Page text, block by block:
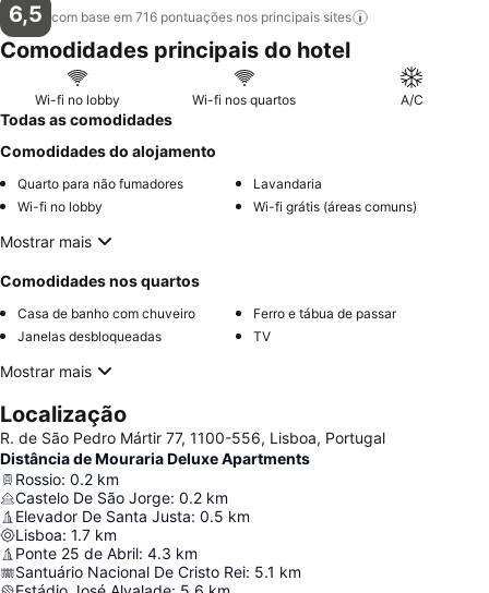
6,5 com base em 716 pontuações nos principais sites
Comodidades principais do hotel
Wi-fi no lobby Wi-fi nos quartos A/C
Todas as comodidades
Comodidades do alojamento
Quarto para não fumadores
Lavandaria
Wi-fi no lobby
Wi-fi grátis (áreas comuns)
Mostrar mais
Comodidades nos quartos
Casa de banho com chuveiro
Ferro e tábua de passar
Janelas desbloqueadas
TV
Mostrar mais
Localização
R. de São Pedro Mártir 77, 1100-556, Lisboa, Portugal
Distância de Mouraria Deluxe Apartments
Rossio: 0.2 km
Castelo De São Jorge: 0.2 km
Elevador De Santa Justa: 0.5 km
Lisboa: 1.7 km
Ponte 25 de Abril: 4.3 km
Santuário Nacional De Cristo Rei: 5.1 km